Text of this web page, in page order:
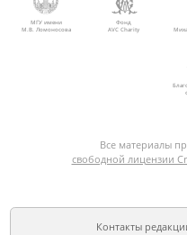
МГУ имени
М.В. Ломоносова
Фонд
AVC Charity
Все материалы
свободной лицензии
Контакты